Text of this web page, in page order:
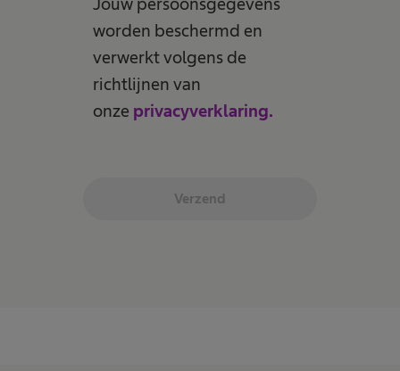
worden beschermd en
verwerkt volgens de
richtlijnen van
onze privacyverklaring.
Verzend